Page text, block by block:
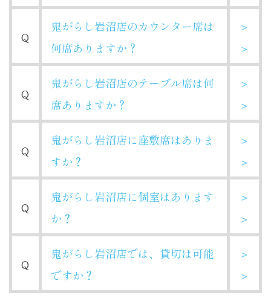
Q
鬼がらし岩沼店のカウンター席は
何席ありますか？
＞
＞
Q
鬼がらし岩沼店のテーブル席は何
席ありますか？
＞
＞
Q
鬼がらし岩沼店に座敷席はありま
すか？
＞
＞
Q
鬼がらし岩沼店に個室はあります
か？
＞
＞
Q
鬼がらし岩沼店では、貸切は可能
ですか？
＞
＞